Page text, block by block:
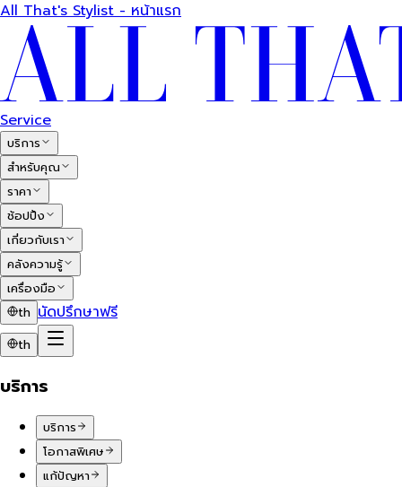
All That's Stylist - หน้าแรก
Service
บริการ
สำหรับคุณ
ราคา
ช้อปปิ้ง
เกี่ยวกับเรา
คลังความรู้
เครื่องมือ
th นัดปรึกษาฟรี
th
บริการ
บริการ
โอกาสพิเศษ
แก้ปัญหา